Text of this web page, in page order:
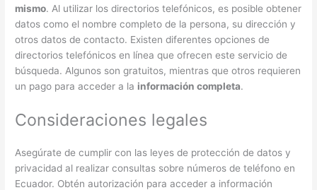
mismo. Al utilizar los directorios telefónicos, es posible obtener
datos como el nombre completo de la persona, su dirección y
otros datos de contacto. Existen diferentes opciones de
directorios telefónicos en línea que ofrecen este servicio de
búsqueda. Algunos son gratuitos, mientras que otros requieren
un pago para acceder a la información completa.
Consideraciones legales
Asegúrate de cumplir con las leyes de protección de datos y
privacidad al realizar consultas sobre números de teléfono en
Ecuador. Obtén autorización para acceder a información